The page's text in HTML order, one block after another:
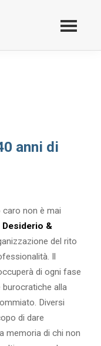
anni di
caro non è mai
&
del rito
Il
di ogni fase
burocratiche alla
Diversi
di dare
memoria di chi non